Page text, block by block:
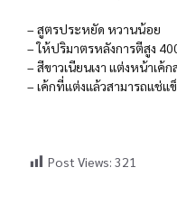
– สูตรประหยัด หวานน้อย
– ให้ปริมาตรหลังการตีสูง
– สีขาวเนียนเงา แต่งหน้าเค้ก
– เค้กที่แต่งแล้วสามารถแช่แ
Post Views: 321